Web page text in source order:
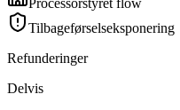
Processorstyret flow
Tilbageførselseksponering
Refunderinger
Delvis